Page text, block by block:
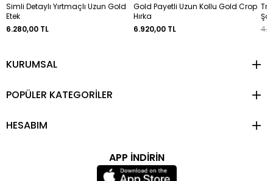
Simli Detaylı Yırtmaçlı Uzun Gold
Etek
6.280,00 TL
Gold Payetli Uzun Kollu Gold Crop
Hırka
6.920,00 TL
KURUMSAL
POPÜLER KATEGORİLER
HESABIM
APP İNDİRİN